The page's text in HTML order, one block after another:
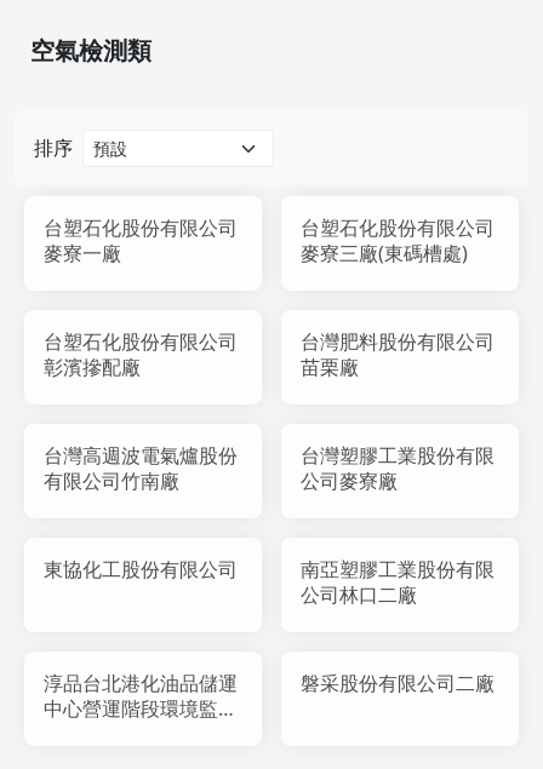
排序
台塑石化股份有限公司
麥寮一廠
台塑石化股份有限公司
麥寮三廠(東碼槽處)
台塑石化股份有限公司
彰濱摻配廠
台灣肥料股份有限公司
苗栗廠
台灣高週波電氣爐股份
有限公司竹南廠
台灣塑膠工業股份有限
公司麥寮廠
東協化工股份有限公司
南亞塑膠工業股份有限
公司林口二廠
淳品台北港化油品儲運
中心營運階段環境監測
磐采股份有限公司二廠
空氣檢測類